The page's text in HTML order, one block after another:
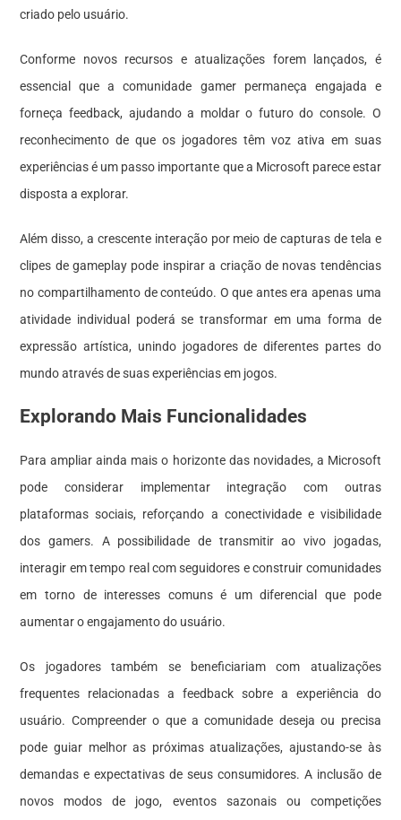
criado pelo usuário.
Conforme novos recursos e atualizações forem lançados, é
essencial que a comunidade gamer permaneça engajada e
forneça feedback, ajudando a moldar o futuro do console. O
reconhecimento de que os jogadores têm voz ativa em suas
experiências é um passo importante que a Microsoft parece estar
disposta a explorar.
Além disso, a crescente interação por meio de capturas de tela e
clipes de gameplay pode inspirar a criação de novas tendências
no compartilhamento de conteúdo. O que antes era apenas uma
atividade individual poderá se transformar em uma forma de
expressão artística, unindo jogadores de diferentes partes do
mundo através de suas experiências em jogos.
Explorando Mais Funcionalidades
Para ampliar ainda mais o horizonte das novidades, a Microsoft
pode considerar implementar integração com outras
plataformas sociais, reforçando a conectividade e visibilidade
dos gamers. A possibilidade de transmitir ao vivo jogadas,
interagir em tempo real com seguidores e construir comunidades
em torno de interesses comuns é um diferencial que pode
aumentar o engajamento do usuário.
Os jogadores também se beneficiariam com atualizações
frequentes relacionadas a feedback sobre a experiência do
usuário. Compreender o que a comunidade deseja ou precisa
pode guiar melhor as próximas atualizações, ajustando-se às
demandas e expectativas de seus consumidores. A inclusão de
novos modos de jogo, eventos sazonais ou competições